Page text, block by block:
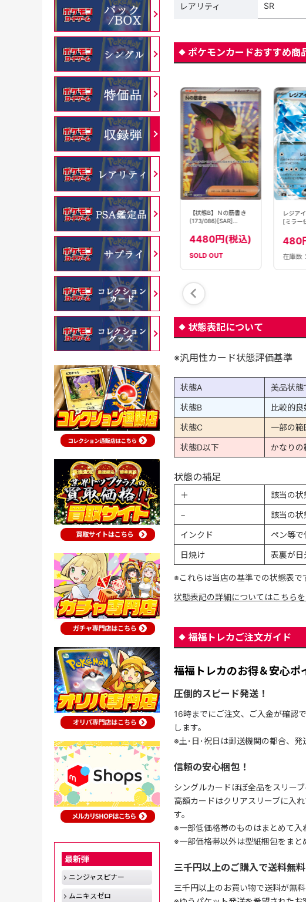
レアリティ SR
ポケモンカードおすすめ商
5480円(税込)
Ｎの筋書き(701/742)[]
【MC】
80円(税込)
SOLD OUT
【状態B】Ｎの筋書き
(173/086)[SAR]
4480円(税込)
SOLD OUT
レジア
[ミラー
480
在庫数
状態表記について
※汎用性カード状態評価基準
状態A
美品状態
状態B
比較的
状態C
一部の範
状態D以下
かなりの
状態の補足
＋
該当の状
−
該当の状
インクド
ペン等で
日焼け
表裏が日
※これらは当店の基準での状態表で
状態表記の詳細についてはこちら
福福トレカご注文ガイド
福福トレカのお得＆安心ポ
圧倒的スピード発送！
16時までにご注文、ご入金が確認
します。
※土･日･祝日は郵送機関の都合、発
信頼の安心梱包！
シングルカードほぼ全品をスリーブ
高額カードはクリアスリーブに入
す。
※一部低価格帯のものはまとめて入
※一部価格帯以外は型紙梱包をまと
三千円以上のご購入で送料無料
三千円以上のお買い物で送料が無料
最新弾
ニンジャスピナー
ムニキスゼロ